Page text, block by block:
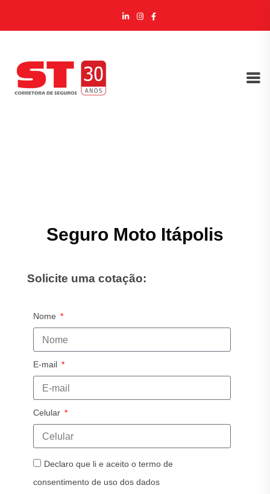
Seguro Moto Itápolis
Solicite uma cotação:
Nome
E-mail
Celular
Declaro que li e aceito o termo de
consentimento de uso dos dados